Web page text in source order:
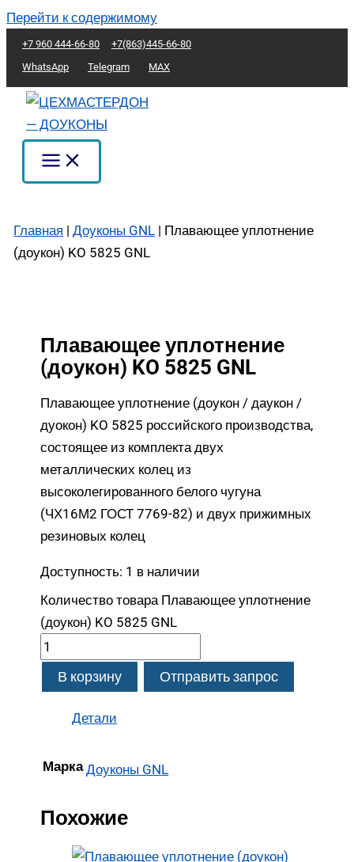
Перейти к содержимому
+7 960 444-66-80
+7(863)445-66-80
WhatsApp
Telegram MAX
Главная |Доуконы GNL | Плавающее уплотнение
(доукон) KO 5825 GNL
Плавающее уплотнение
(доукон) KO 5825 GNL
Плавающее уплотнение (доукон / даукон /
дуокон) KO 5825 российского производства,
состоящее из комплекта двух
металлических колец из
высоколегированного белого чугуна
(ЧХ16М2 ГОСТ 7769-82) и двух прижимных
резиновых колец
Доступность: 1 в наличии
Количество товара Плавающее уплотнение
(доукон) KO 5825 GNL
В корзину Отправить запрос
Детали
Марка Доуконы GNL
Похожие